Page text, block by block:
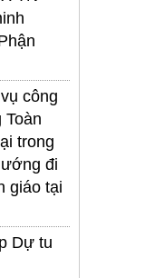
công
Toàn
trong
đi
giáo tại
Dự tu